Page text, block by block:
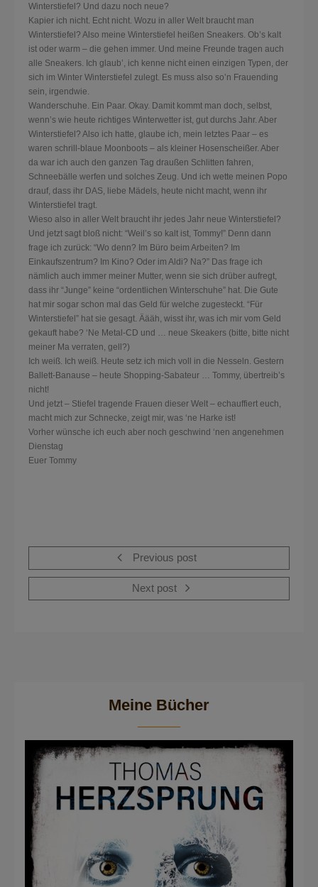
Winterstiefel? Und dazu noch neue?
Kapier ich nicht. Echt nicht. Wozu in aller Welt braucht man
Winterstiefel? Also meine Winterstiefel heißen Sneakers. Ob’s kalt
ist oder warm – die gehen immer. Und meine Freunde tragen auch
alle Sneakers. Ich glaub’, ich kenne nicht einen einzigen Typen, der
sich im Winter Winterstiefel zulegt. Es muss also so’n Frauending
sein, irgendwie.
Wanderschuhe. Ein Paar. Okay. Damit kommt man doch, selbst,
wenn’s wie heute richtiges Winterwetter ist, gut durchs Jahr. Aber
Winterstiefel? Also ich hatte, glaube ich, mein letztes Paar – es
waren schrill-blaue Moonboots – als kleiner Hosenscheißer. Aber
da war ich auch den ganzen Tag draußen Schlitten fahren,
Schneebälle werfen und solches Zeug. Und ich wette meinen Popo
drauf, dass ihr DAS, liebe Mädels, heute nicht macht, wenn ihr
Winterstiefel tragt.
Wieso also in aller Welt braucht ihr jedes Jahr neue Winterstiefel?
Und jetzt sagt bloß nicht: “Weil’s so kalt ist, Tommy!” Denn dann
frage ich zurück: “Wo denn? Im Büro beim Arbeiten? Im
Einkaufszentrum? Im Kino? Oder im Aldi? Na?” Das frage ich
nämlich auch immer meiner Mutter, wenn sie sich drüber aufregt,
dass ihr “Junge” keine “ordentlichen Winterschuhe” hat. Die Gute
hat mir sogar schon mal das Geld für welche zugesteckt. “Für
Winterstiefel” hat sie gesagt. Äääh, wisst ihr, was ich mir vom Geld
gekauft habe? ‘Ne Metal-CD und … neue Skeakers (bitte, bitte nicht
meiner Ma verraten, gell?)
Ich weiß. Ich weiß. Heute setz ich mich voll in die Nesseln. Gestern
Ballett-Banause – heute Shopping-Sabateur … Tommy, übertreib’s
nicht!
Und jetzt – Stiefel tragende Frauen dieser Welt – echauffiert euch,
macht mich zur Schnecke, zeigt mir, was ‘ne Harke ist!
Vorher wünsche ich euch aber noch geschwind ‘nen angenehmen
Dienstag
Euer Tommy
Previous post
Next post
Meine Bücher